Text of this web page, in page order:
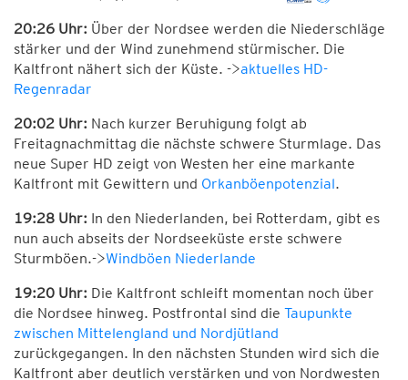
20:26 Uhr: Über der Nordsee werden die Niederschläge
stärker und der Wind zunehmend stürmischer. Die
Kaltfront nähert sich der Küste. ->aktuelles HD-
Regenradar
20:02 Uhr: Nach kurzer Beruhigung folgt ab
Freitagnachmittag die nächste schwere Sturmlage. Das
neue Super HD zeigt von Westen her eine markante
Kaltfront mit Gewittern und Orkanböenpotenzial.
19:28 Uhr: In den Niederlanden, bei Rotterdam, gibt es
nun auch abseits der Nordseeküste erste schwere
Sturmböen.->Windböen Niederlande
19:20 Uhr: Die Kaltfront schleift momentan noch über
die Nordsee hinweg. Postfrontal sind die Taupunkte
zwischen Mittelengland und Nordjütland
zurückgegangen. In den nächsten Stunden wird sich die
Kaltfront aber deutlich verstärken und von Nordwesten